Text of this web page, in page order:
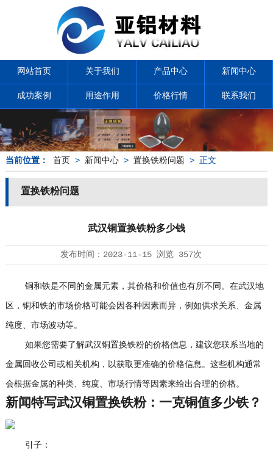
网站首页 关于我们 产品中心 新闻中心
成功案例 用途作用 价格行情 联系我们
当前位置： 首页 > 新闻中心> 置换铁粉问题 > 正文
置换铁粉问题
武汉铜置换铁粉多少钱
发布时间： 2023-11-15浏览 357次
铜和铁是不同的金属元素，其价格和价值也有所不同。在武汉地
区，铜和铁的市场价格可能会因各种因素而异，例如供求关系、金属
纯度、市场波动等。
如果您需要了解武汉铜置换铁粉的价格信息，建议您联系当地的
金属回收公司或相关机构，以获取更准确的价格信息。这些机构通常
会根据金属的种类、纯度、市场行情等因素来给出合理的价格。
新闻特写武汉铜置换铁粉：一克铜值多少铁？
引子：